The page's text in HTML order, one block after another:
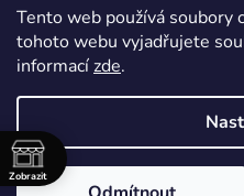
Tento web používá soubory
tohoto webu vyjadřujete
informacízde.
Přijímáme online
Zobrazit